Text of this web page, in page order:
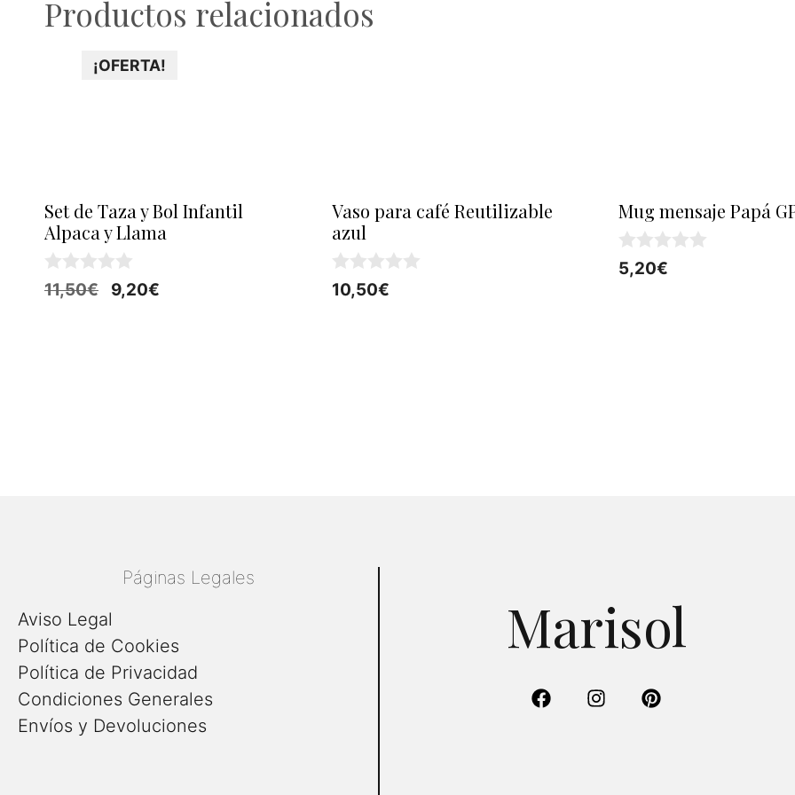
Productos relacionados
¡OFERTA!
Set de Taza y Bol Infantil
Alpaca y Llama
0
d
11,50€
El
9,20€
Vaso para café Reutilizable
azul
0
d
10,50€
Mug mensaje Papá
0
d
5,20€
Páginas Legales
Aviso Legal
Política de Cookies
Política de Privacidad
Condiciones Generales
Envíos y Devoluciones
Marisol